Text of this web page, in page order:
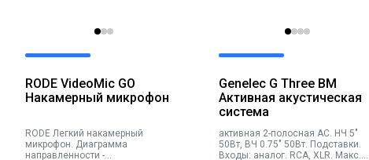
RODE VideoMic GO
Накамерный микрофон
RODE Легкий накамерный
микрофон. Диаграмма
направленности -
Genelec G Three BM
Активная акустическая
система
активная 2-полосная АС. НЧ 5"
50Вт, ВЧ 0.75" 50Вт. Подставки.
Входы: аналог. RCA, XLR. Макс.